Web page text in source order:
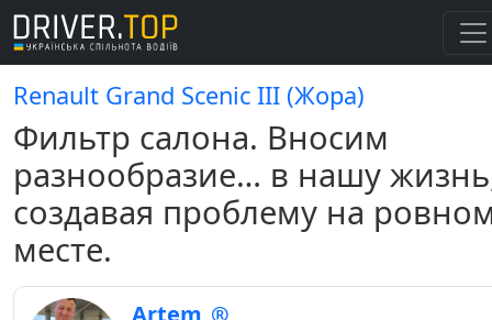
Renault Grand Scenic III (Жора)
Фильтр салона. Вносим
разнообразие… в нашу
создавая проблему на
месте.
Artem_®